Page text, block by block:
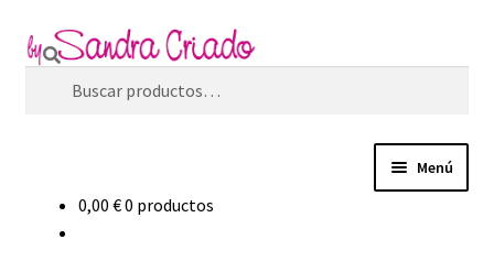
Ir
a
Ir
al
contenido
Buscar
Menú
0,00 €0 productos